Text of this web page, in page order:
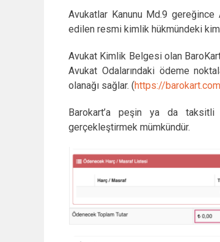
Avukatlar Kanunu Md.9
edilen resmi kimlik hükmündeki
Avukat Kimlik Belgesi olan
Avukat Odalarındaki ödeme
olanağı sağlar. (https://
Barokart’a peşin ya da
gerçekleştirmek mümkündür.